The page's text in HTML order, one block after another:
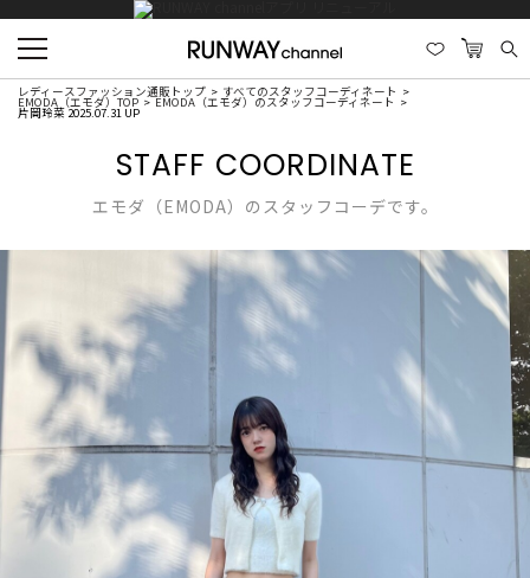
レディースファッション通販トップ すべてのスタッフコーディネート
EMODA（エモダ）TOP EMODA（エモダ）のスタッフコーディネート
片岡玲菜 2025.07.31 UP
STAFF COORDINATE
エモダ（EMODA）のスタッフコーデです。